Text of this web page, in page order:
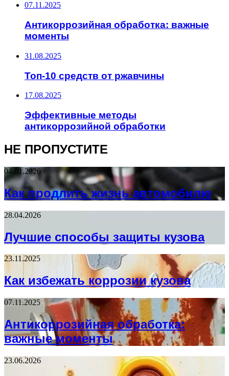
07.11.2025
Антикоррозийная обработка: важные
моменты
31.08.2025
Топ-10 средств от ржавчины
17.08.2025
Эффективные методы
антикоррозийной обработки
НЕ ПРОПУСТИТЕ
04.01.2026
Как продлить жизнь автомобилю
28.04.2026
Лучшие способы защиты кузова
23.11.2025
Как избежать коррозии кузова
07.11.2025
Антикоррозийная обработка:
важные моменты
23.06.2026